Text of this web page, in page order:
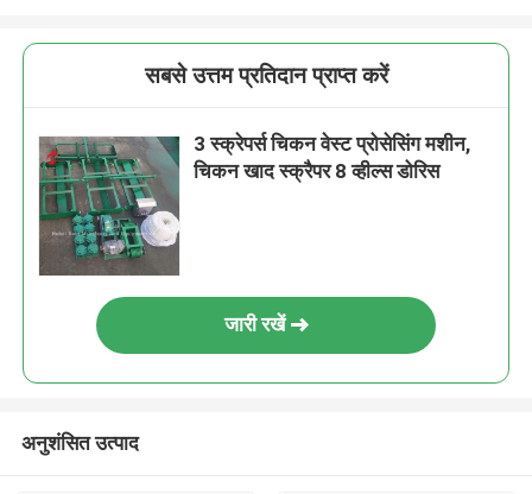
सबसे उत्तम प्रतिदान प्राप्त करें
3 स्क्रेपर्स चिकन वेस्ट प्रोसेसिंग मशीन,
चिकन खाद स्क्रैपर 8 व्हील्स डोरिस
जारी रखें
अनुशंसित उत्पाद